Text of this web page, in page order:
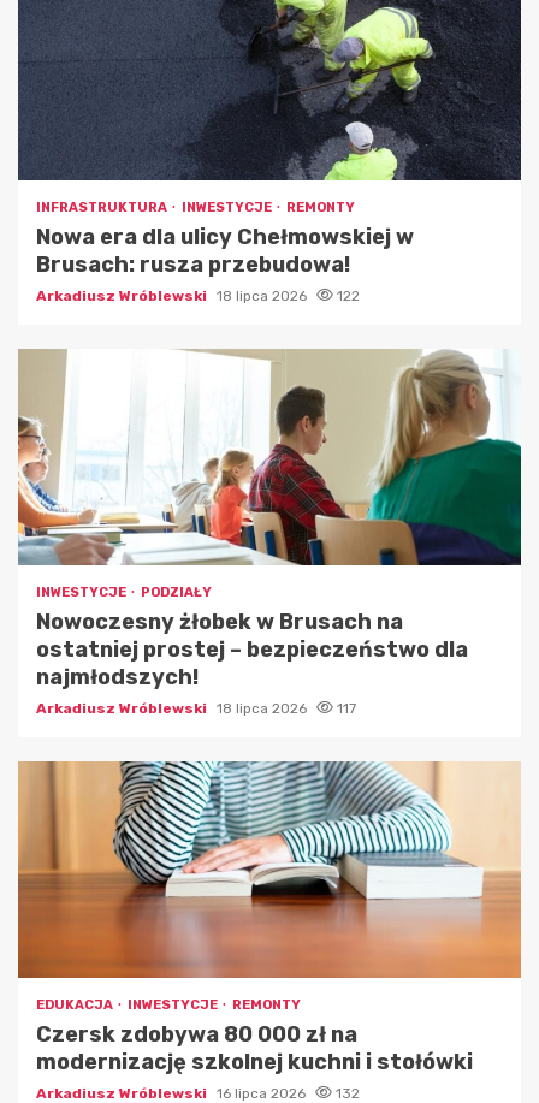
INFRASTRUKTURA INWESTYCJE REMONTY
Nowa era dla ulicy Chełmowskiej w
Brusach: rusza przebudowa!
Arkadiusz Wróblewski 18 lipca 2026 122
INWESTYCJE PODZIAŁY
Nowoczesny żłobek w Brusach na
ostatniej prostej – bezpieczeństwo dla
najmłodszych!
Arkadiusz Wróblewski 18 lipca 2026 117
EDUKACJA INWESTYCJE REMONTY
Czersk zdobywa 80 000 zł na
modernizację szkolnej kuchni i stołówki
Arkadiusz Wróblewski 16 lipca 2026 132